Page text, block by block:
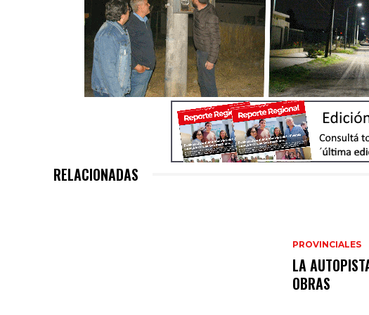
RELACIONADAS
PROVINCIALES
LA
OBRAS